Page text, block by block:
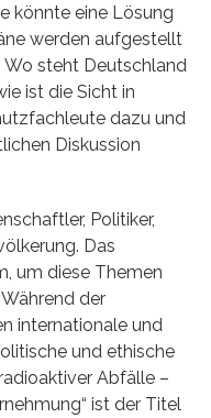
könnte eine Lösung
werden aufgestellt
Wo steht Deutschland
ist die Sicht in
dazu und
Diskussion
Politiker,
Das
um diese Themen
der
internationale und
und ethische
Abfälle –
ist der Titel